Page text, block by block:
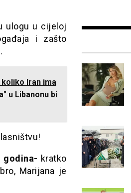
ulogu u cijeloj
i zašto
koliko Iran ima
u Libanonu bi
godina- kratko
Marijana je